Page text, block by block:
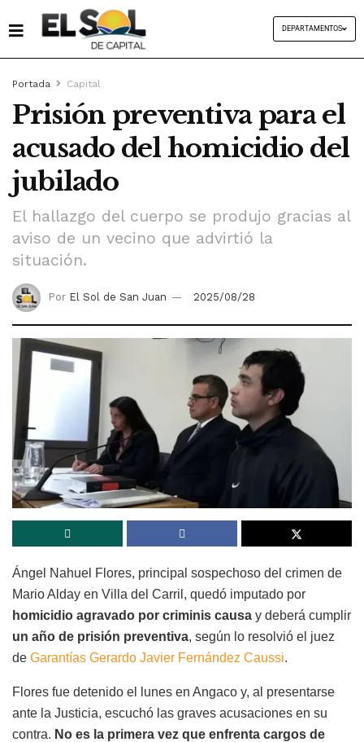
DEPARTAMENTOS
Portada Capital
Prisión preventiva para el
acusado del homicidio del
jubilado
El hallazgo del cuerpo se produjo gracias al
aviso de un vecino que advirtió la
situación.
Por El Sol de San Juan 2025/08/28
Ángel Nahuel Flores, principal sospechoso del crimen de
Mario Alday en Villa del Carril, quedó imputado por
homicidio agravado por criminis causa y deberá cumplir
un año de prisión preventiva, según lo resolvió el juez
de Garantías Gerardo Javier Fernández Caussi.
Flores fue detenido el lunes en Angaco y, al presentarse
ante la Justicia, escuchó las graves acusaciones en su
contra. No es la primera vez que enfrenta cargos de